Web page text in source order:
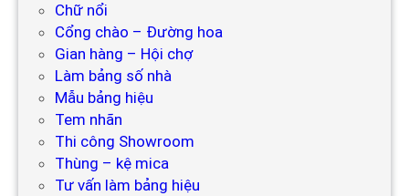
Chữ nổi
Cổng chào – Đường hoa
Gian hàng – Hội chợ
Làm bảng số nhà
Mẫu bảng hiệu
Tem nhãn
Thi công Showroom
Thùng – kệ mica
Tư vấn làm bảng hiệu